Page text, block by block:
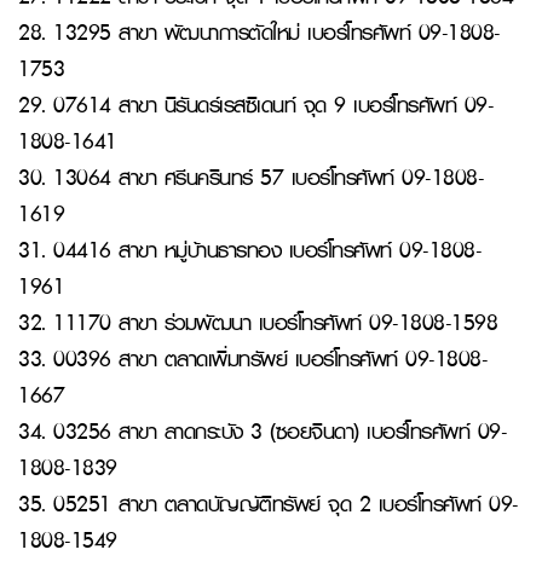
28. 13295 สาขา พัฒนาการตัดใหม่ เบอร์โทรศัพท์ 09-1808-
1753
29. 07614 สาขา นิรันดร์เรสซิเดนท์ จุด 9 เบอร์โทรศัพท์ 09-
1808-1641
30. 13064 สาขา ศรีนครินทร์ 57 เบอร์โทรศัพท์ 09-1808-
1619
31. 04416 สาขา หมู่บ้านธารทอง เบอร์โทรศัพท์ 09-1808-
1961
32. 11170 สาขา ร่วมพัฒนา เบอร์โทรศัพท์ 09-1808-1598
33. 00396 สาขา ตลาดเพิ่มทรัพย์ เบอร์โทรศัพท์ 09-1808-
1667
34. 03256 สาขา ลาดกระบัง 3 (ซอยจินดา) เบอร์โทรศัพท์ 09-
1808-1839
35. 05251 สาขา ตลาดบัญญัติทรัพย์ จุด 2 เบอร์โทรศัพท์ 09-
1808-1549